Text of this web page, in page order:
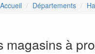
Accueil Départements
magasins à